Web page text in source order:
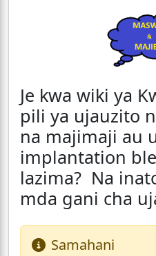
Je kwa wiki ya
pili ya ujauzito
na majimaji au
implantation
lazima? Na
mda gani cha
Samahani